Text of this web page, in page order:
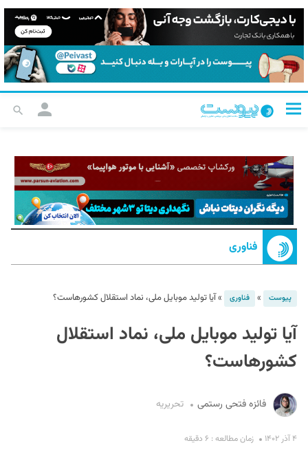
فناوری
پیوست » فناوری »آیا تولید موبایل ملی، نماد استقلال کشورهاست؟
آیا تولید موبایل ملی، نماد استقلال
کشورهاست؟
فائزه فتحی رستمی تحریریه
۴ آذر ۱۴۰۲ زمان مطالعه : ۶ دقیقه